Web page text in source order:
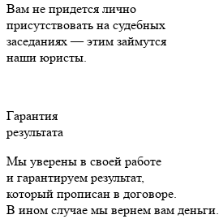
Вам не придется лично
присутствовать на судебных
заседаниях — этим займутся
наши юристы.
Гарантия
результата
Мы уверены в своей работе
и гарантируем результат,
который прописан в договоре.
В ином случае мы вернем вам деньги.